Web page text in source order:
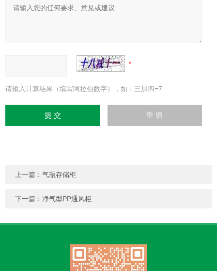
请输入计算结果（填写阿拉伯数字），如：三加四=7
上一篇：气瓶存储柜
下一篇：净气型PP通风柜